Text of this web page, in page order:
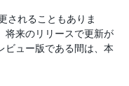
されることもありま
将来のリリースで更新が
ビュー版である間は、本